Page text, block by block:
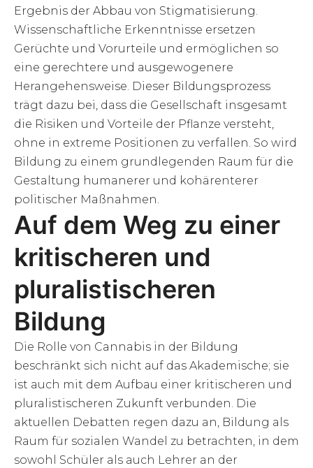
Ergebnis der Abbau von Stigmatisierung.
Wissenschaftliche Erkenntnisse ersetzen
Gerüchte und Vorurteile und ermöglichen so
eine gerechtere und ausgewogenere
Herangehensweise. Dieser Bildungsprozess
trägt dazu bei, dass die Gesellschaft insgesamt
die Risiken und Vorteile der Pflanze versteht,
ohne in extreme Positionen zu verfallen. So wird
Bildung zu einem grundlegenden Raum für die
Gestaltung humanerer und kohärenterer
politischer Maßnahmen.
Auf dem Weg zu einer
kritischeren und
pluralistischeren
Bildung
Die Rolle von Cannabis in der Bildung
beschränkt sich nicht auf das Akademische; sie
ist auch mit dem Aufbau einer kritischeren und
pluralistischeren Zukunft verbunden. Die
aktuellen Debatten regen dazu an, Bildung als
Raum für sozialen Wandel zu betrachten, in dem
sowohl Schüler als auch Lehrer an der